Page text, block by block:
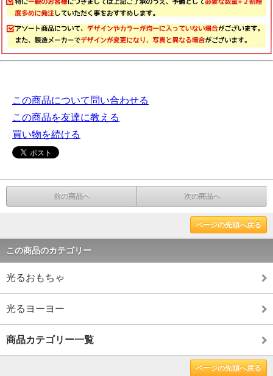
この商品について問い合わせる
この商品を友達に教える
買い物を続ける
前の商品へ 次の商品へ
ページの先頭へ戻る
この商品のカテゴリー
光るおもちゃ
光るヨーヨー
商品カテゴリー一覧
ページの先頭へ戻る